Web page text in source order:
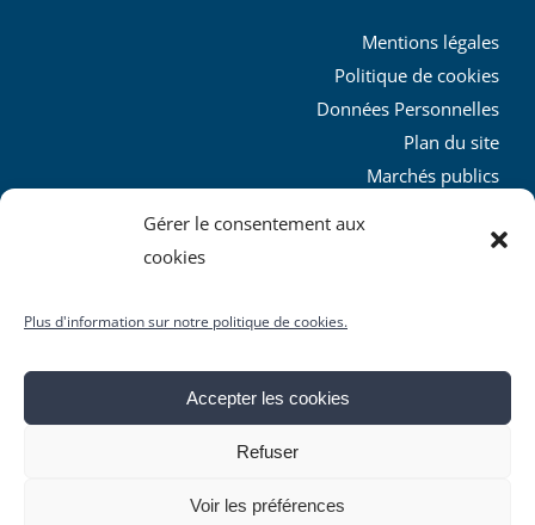
Gérer le consentement aux
cookies
Plus d'information sur notre politique de cookies.
Accepter les cookies
Refuser
Voir les préférences
Mentions légales
Politique de cookies
Données Personnelles
Plan du site
Marchés publics
L’agglo recrute
réservés
Facebook
X YouTubeInstagram